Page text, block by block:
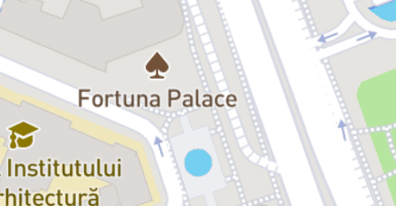
incomode despre responsabilitatea individuală și colectivă într-o
lume aflată în criză. Alexandra Badea consideră scrisul „un
instrument care ne ajută să înțelegem, iar imaginația, o modalitate
de a ordona haosul.”
Olga: Diana Dumbravă
Marina:Crina Semciuc
Sofia:
Ada Galeș
Marta:
Cosmina Olariu
Mircea:Emilian Oprea
Toma:Alexandru Potocean